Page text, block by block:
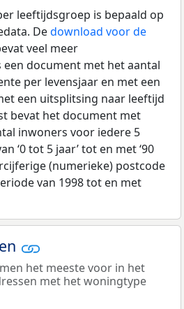
leeftijdsgroep is bepaald op
Dedownload voor de
veel meer
een document met het aantal
per levensjaar en met een
een uitsplitsing naar leeftijd
bevat het document met
inwoners voor iedere 5
‘0 tot 5 jaar’ tot en met ‘90
(numerieke) postcode
van 1998 tot en met
het meeste voor in het
met het woningtype